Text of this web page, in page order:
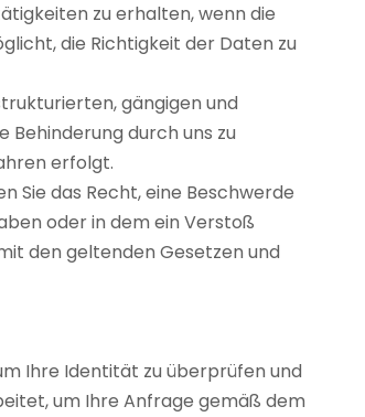
zu erhalten, wenn die
die Richtigkeit der Daten zu
gängigen und
durch uns zu
erfolgt.
das Recht, eine Beschwerde
oder in dem ein Verstoß
den geltenden Gesetzen und
Ihre Identität zu überprüfen und
um Ihre Anfrage gemäß dem